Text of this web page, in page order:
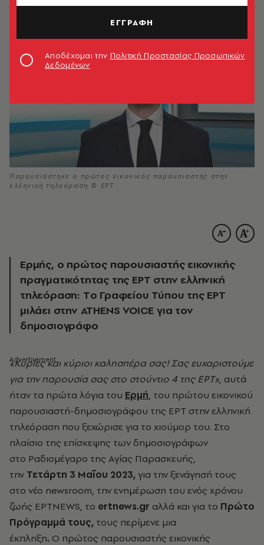
ΑΚΟΥΣΕ ΤΟ
Παρουσιάστηκε ο πρώτος εικονικός παρουσιαστής στην
ελληνική τηλεόραση © ΕΡΤ
Ερμής, ο πρώτος παρουσιαστής εικονικής
πραγματικότητας της ΕΡΤ στην ελληνική
τηλεόραση: Tο Γραφείου Τύπου της ΕΡΤ
μιλάει στην ATHENS VOICE για τον
δημοσιογράφο
«Κυρίες και κύριοι καλησπέρα σας! Σας ευχαριστούμε
για την παρουσία σας στο στούντιο 4 της ΕΡΤ», αυτά
ήταν τα πρώτα λόγια του Ερμή, του πρώτου εικονικού
παρουσιαστή-δημοσιογράφου της ΕΡΤ στην ελληνική
τηλεόραση που ξεχώρισε για το χιούμορ του. Στo
πλαίσιo της επίσκεψης των δημοσιογράφων
στο Ραδιομέγαρο της Αγίας Παρασκευής,
την Τετάρτη 3 Μαΐου 2023,για την ξενάγησή τους
στο νέο newsroom, την ενημέρωση του ενός χρόνου
ζωής ΕΡΤNEWS, το ertnews.gr αλλά και για το Πρώτο
Πρόγραμμά τους, τους περίμενε μια
έκπληξη. Ο πρώτος παρουσιαστής εικονικής
ΕΓΓΡΑΦΗ
Αποδέχομαι την Πολιτική Προστασίας Προσωπικών
Δεδομένων